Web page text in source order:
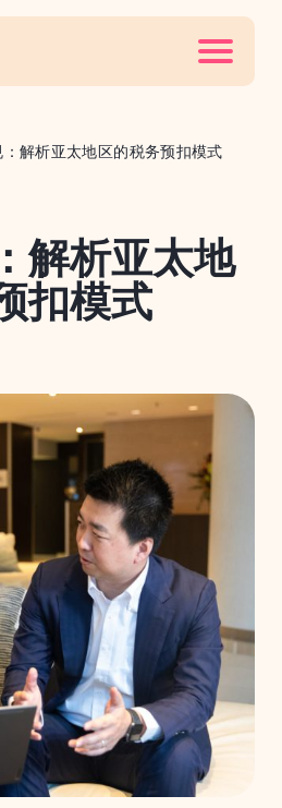
解析亚太地区的税务预扣模式
解析亚太地
扣模式